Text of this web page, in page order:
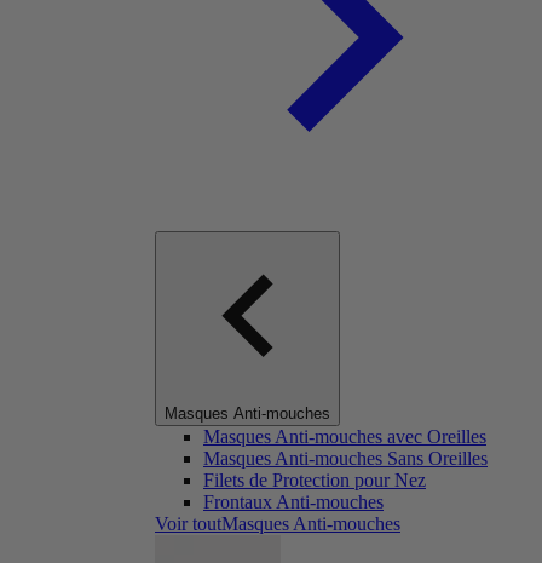
Masques Anti-mouches
Masques Anti-mouches avec Oreilles
Masques Anti-mouches Sans Oreilles
Filets de Protection pour Nez
Frontaux Anti-mouches
Voir toutMasques Anti-mouches